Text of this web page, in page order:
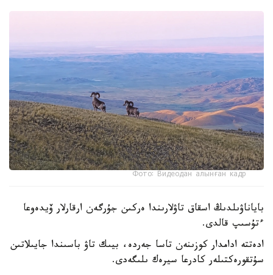
Фото: Видеодан алынған кадр
باياناۋىلدىڭ اسقاق تاۋلارىندا ەركىن جۇرگەن ارقارلار ۆيدەوعا
ءتۇسىپ قالدى.
ادەتتە ادامدار كوزىنەن تاسا جەردە، بيىك تاۋ باسىندا جايىلاتىن
سۇتقورەكتىلەر كادرعا سيرەك ىلىگەدى.